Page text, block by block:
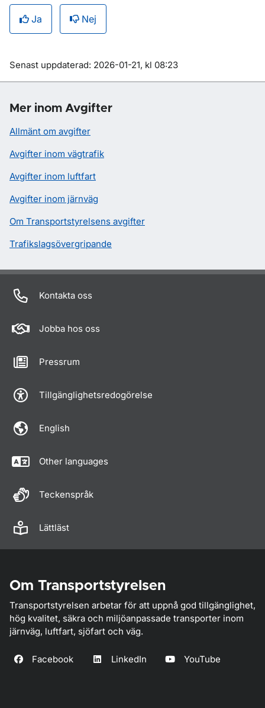
Ja Nej
Om sidan
Senast uppdaterad: 2026-01-21, kl 08:23
Mer inom Avgifter
Allmänt om avgifter
Avgifter inom vägtrafik
Avgifter inom luftfart
Avgifter inom järnväg
Om Transportstyrelsens avgifter
Trafikslagsövergripande
Kontakta oss
Jobba hos oss
Pressrum
Tillgänglighetsredogörelse
English
Other languages
Teckenspråk
Lättläst
Om Transportstyrelsen
Transportstyrelsen arbetar för att uppnå god tillgänglighet,
hög kvalitet, säkra och miljöanpassade transporter inom
järnväg, luftfart, sjöfart och väg.
Facebook LinkedIn YouTube